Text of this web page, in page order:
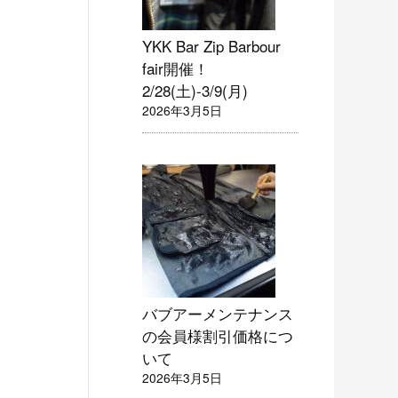
YKK Bar Zip Barbour
fair開催！
2/28(土)-3/9(月)
2026年3月5日
バブアーメンテナンス
の会員様割引価格につ
いて
2026年3月5日